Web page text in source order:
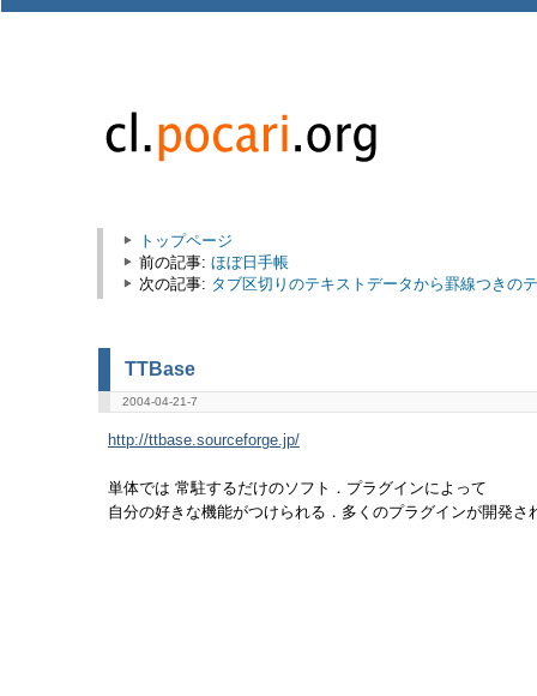
トップページ
前の記事: ほぼ日手帳
次の記事: タブ区切りのテキストデータから罫線つきの
TTBase
2004-04-21-7
http://ttbase.sourceforge.jp/
単体では 常駐するだけのソフト．プラグインによって
自分の好きな機能がつけられる．多くのプラグインが開発さ